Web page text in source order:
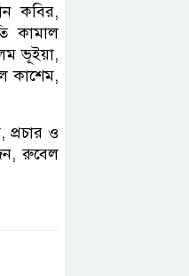
কবির,
কামাল
ভূইয়া,
কাশেম,
ও
রুবেল